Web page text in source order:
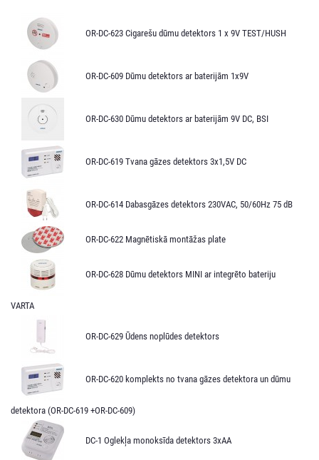
OR-DC-623 Cigarešu dūmu detektors 1 x 9V TEST/HUSH
OR-DC-609 Dūmu detektors ar baterijām 1x9V
OR-DC-630 Dūmu detektors ar baterijām 9V DC, BSI
OR-DC-619 Tvana gāzes detektors 3x1,5V DC
OR-DC-614 Dabasgāzes detektors 230VAC, 50/60Hz 75 dB
OR-DC-622 Magnētiskā montāžas plate
OR-DC-628 Dūmu detektors MINI ar integrēto bateriju
VARTA
OR-DC-629 Ūdens noplūdes detektors
OR-DC-620 komplekts no tvana gāzes detektora un dūmu
detektora (OR-DC-619 +OR-DC-609)
DC-1 Oglekļa monoksīda detektors 3xAA